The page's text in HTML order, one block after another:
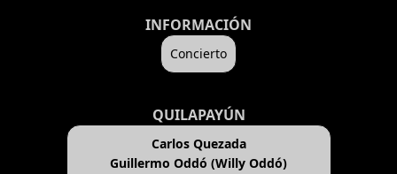
INFORMACIÓN
Concierto
QUILAPAYÚN
Carlos Quezada
Guillermo Oddó (Willy Oddó)